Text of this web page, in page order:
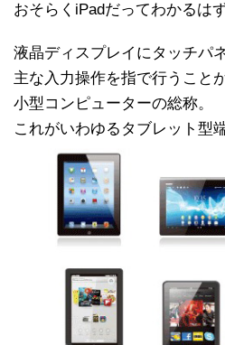
おそらくiPadだってわかるは
液晶ディスプレイにタッチパ
主な入力操作を指で行うこと
小型コンピューターの総称。
これがいわゆるタブレット型